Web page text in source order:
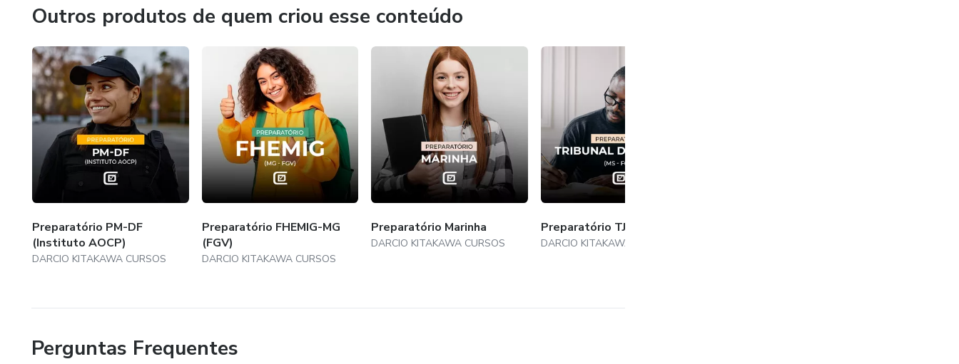
Outros produtos de quem criou esse conteúdo
Preparatório PM-DF
(Instituto AOCP)
DARCIO KITAKAWA CURSOS
Preparatório FHEMIG-MG
(FGV)
DARCIO KITAKAWA CURSOS
Preparatório Marinha
DARCIO KITAKAWA CURSOS
Preparatório TJ-MS (FGV)
DARCIO KITAKAWA CURSOS
Perguntas Frequentes